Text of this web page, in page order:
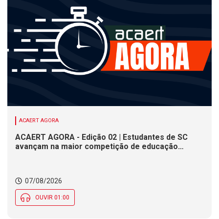
ACAERT AGORA
ACAERT AGORA - Edição 02 | Estudantes de SC
avançam na maior competição de educação
Social nesta sexta (7)
07/08/2026
OUVIR 01:00